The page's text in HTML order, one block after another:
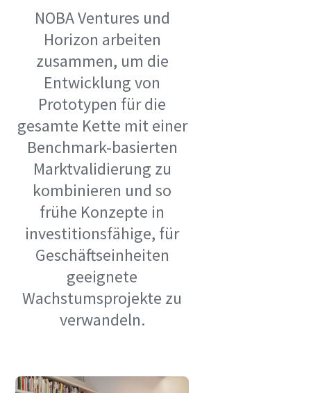
NOBA Ventures und
Horizon arbeiten
zusammen, um die
Entwicklung von
Prototypen für die
gesamte Kette mit einer
Benchmark-basierten
Marktvalidierung zu
kombinieren und so
frühe Konzepte in
investitionsfähige, für
Geschäftseinheiten
geeignete
Wachstumsprojekte zu
verwandeln.